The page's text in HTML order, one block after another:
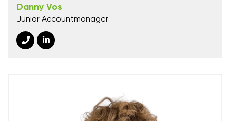
Danny Vos
Junior Accountmanager